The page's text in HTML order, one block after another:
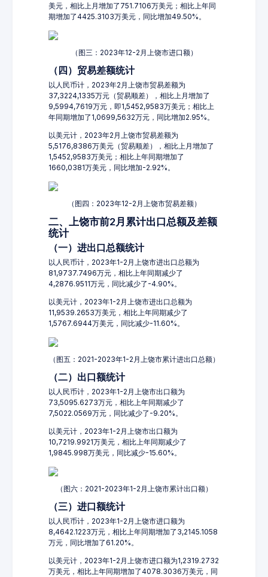
美元，相比上月增加了751.7106万美元；相比上年同
期增加了4425.3103万美元，同比增加49.50%。
（图三：2023年12-2月上饶市进口额）
（四）贸易差额统计
以人民币计，2023年2月上饶市贸易差额为
37,3224,1335万元（贸易顺差），相比上月增加了
9,5994,7619万元，即1,5452,9583万美元；相比上
年同期增加了1,0699,5632万元，同比增加2.95%。
以美元计，2023年2月上饶市贸易差额为
5,5176,8386万美元（贸易顺差），相比上月增加了
1,5452,9583万美元；相比上年同期增加了
1660,0381万美元，同比增加-2.92%。
（图四：2023年12-2月上饶市贸易差额）
二、上饶市前2月累计出口总额及差额
统计
（一）进出口总额统计
以人民币计，2023年1-2月上饶市进出口总额为
81,9737.7496万元，相比上年同期减少了
4,2876.9511万元，同比减少了-4.90%。
以美元计，2023年1-2月上饶市进出口总额为
11,9539.2653万美元，相比上年同期减少了
1,5767.6944万美元，同比减少-11.60%。
（图五：2021-2023年1-2月上饶市累计进出口总额）
（二）出口额统计
以人民币计，2023年1-2月上饶市出口额为
73,5095.6273万元，相比上年同期减少了
7,5022.0569万元，同比减少了-9.20%。
以美元计，2023年1-2月上饶市出口额为
10,7219.9921万美元，相比上年同期减少了
1,9845.998万美元，同比减少-15.60%。
（图六：2021-2023年1-2月上饶市累计出口额）
（三）进口额统计
以人民币计，2023年1-2月上饶市进口额为
8,4642.1223万元，相比上年同期增加了3,2145.1058
万元，同比增加了61.20%。
以美元计，2023年1-2月上饶市进口额为1,2319.2732
万美元，相比上年同期增加了4078.3036万美元，同